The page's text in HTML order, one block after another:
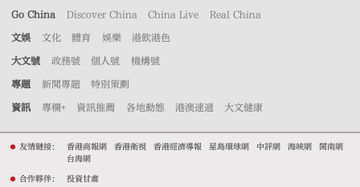
Go China Discover China China Live Real China
文娛 文化 體育 娛樂 港飲港色
大文號 政務號 個人號 機構號
專題 新聞專題 特別策劃
資訊 專欄+ 資訊推薦 各地動態 港澳速遞 大文健康
友情鏈接： 香港商報網 香港衛視 香港經濟導報 星島環球網 中評網 海峽網
閩南網
台海網
合作夥伴： 投資甘肅